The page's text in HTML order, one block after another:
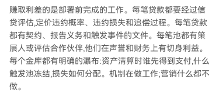
赚取利差的是部署前完成的工作。每笔贷款都要经过信
贷评估,定价违约概率、违约损失和追偿过程。每笔贷款
都有契约、报告义务和触发事件的文件。每笔池都有策
展人或评估合作伙伴,他们在声誉和财务上有切身利益。
每个金库都有明确的瀑布:资产清算时谁先得到支付,什么
触发池冻结,损失如何分配。机制在做工作;营销什么都不
做。